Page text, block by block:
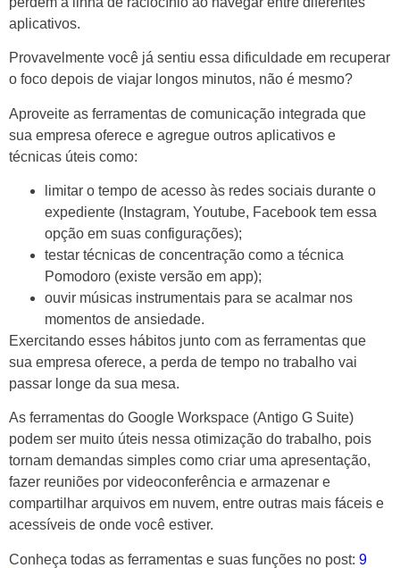
aplicativos.
Provavelmente você já sentiu essa dificuldade em recuperar
o foco depois de viajar longos minutos, não é mesmo?
Aproveite as ferramentas de comunicação integrada que
sua empresa oferece e agregue outros aplicativos e
técnicas úteis como:
limitar o tempo de acesso às redes sociais durante o
expediente (Instagram, Youtube, Facebook tem essa
opção em suas configurações);
testar técnicas de concentração como a técnica
Pomodoro (existe versão em app);
ouvir músicas instrumentais para se acalmar nos
momentos de ansiedade.
Exercitando esses hábitos junto com as ferramentas que
sua empresa oferece, a perda de tempo no trabalho vai
passar longe da sua mesa.
As ferramentas do Google Workspace (Antigo G Suite)
podem ser muito úteis nessa otimização do trabalho, pois
tornam demandas simples como criar uma apresentação,
fazer reuniões por videoconferência e armazenar e
compartilhar arquivos em nuvem, entre outras mais fáceis e
acessíveis de onde você estiver.
Conheça todas as ferramentas e suas funções no post: 9